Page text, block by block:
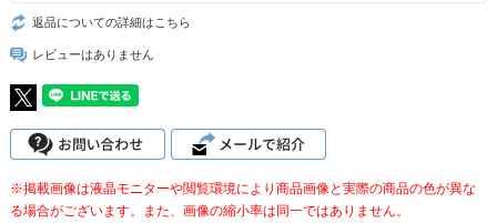
返品についての詳細はこちら
レビューはありません
※掲載画像は液晶モニターや閲覧環境により商品画像と実際の商品の色が異な
る場合がございます。また、画像の縮小率は同一ではありません。